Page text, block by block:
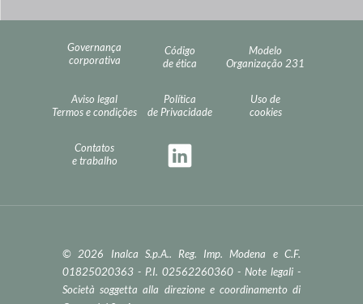
Governança
corporativa
Código
de ética
Modelo
Organização 231
Aviso legal
Termos e condições
Política
de Privacidade
Uso de
cookies
Contatos
e trabalho
© 2026 Inalca S.p.A.. Reg. Imp. Modena e C.F.
01825020363 - P.I. 02562260360 - Note legali-
Società soggetta alla direzione e coordinamento di